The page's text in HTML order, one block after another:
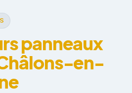
panneaux
en-